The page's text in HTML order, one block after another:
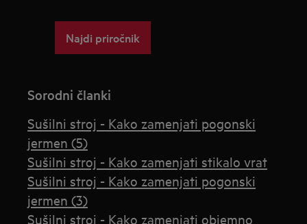
Najdi priročnik
Sorodni članki
Sušilni stroj - Kako zamenjati pogonski
jermen (5)
Sušilni stroj - Kako zamenjati stikalo vrat
Sušilni stroj - Kako zamenjati pogonski
jermen (3)
Sušilni stroj - Kako zamenjati objemno